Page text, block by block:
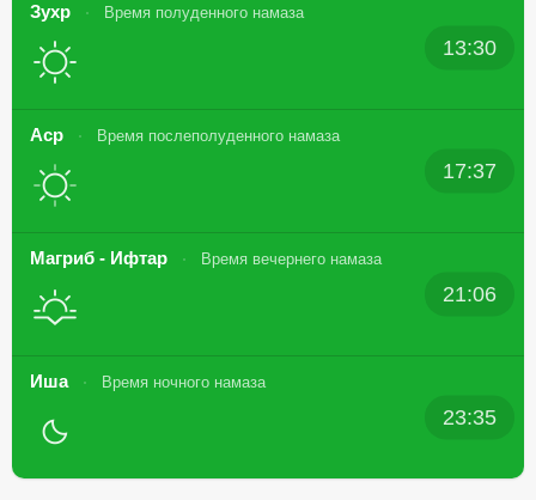
Зухр Время полуденного намаза
13:30
Аср Время послеполуденного намаза
17:37
Магриб - Ифтар Время вечернего намаза
21:06
Иша Время ночного намаза
23:35